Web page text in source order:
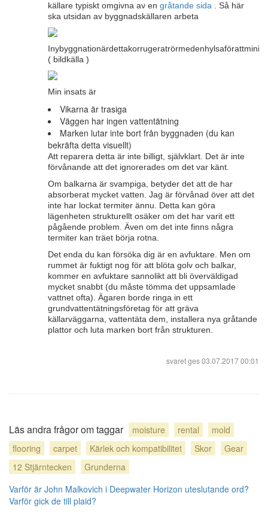
källare typiskt omgivna av en gråtande sida
. Så här
ska utsidan av byggnadskällaren arbeta
( bildkälla )
Min insats är
Vikarna är trasiga
Väggen har ingen vattentätning
Marken lutar inte bort från byggnaden (du kan
bekräfta detta visuellt)
Att reparera detta är inte billigt, självklart. Det är inte
förvånande att det ignorerades om det var känt.
Om balkarna är svampiga, betyder det att de har
absorberat mycket vatten. Jag är förvånad över att det
inte har lockat termiter ännu. Detta kan göra
lägenheten strukturellt osäker om det har varit ett
pågående problem. Även om det inte finns några
termiter kan träet börja rotna.
Det enda du kan försöka dig är en avfuktare. Men om
rummet är fuktigt nog för att blöta golv och balkar,
kommer en avfuktare sannolikt att bli överväldigad
mycket snabbt (du måste tömma det uppsamlade
vattnet ofta). Ägaren borde ringa in ett
grundvattentätningsföretag för att gräva
källarväggarna, vattentäta dem, installera nya gråtande
plattor och luta marken bort från strukturen.
svaret ges03.07.2017 00:01
Läs andra frågor om taggar moisture rental
mold
flooring
carpet Kärlek och kompatibilitet Skor
Gear
12 Stjärntecken
Grunderna
Varför är John Malkovich i Deepwater Horizon uteslutande ord?
Varför gick de till plaid?